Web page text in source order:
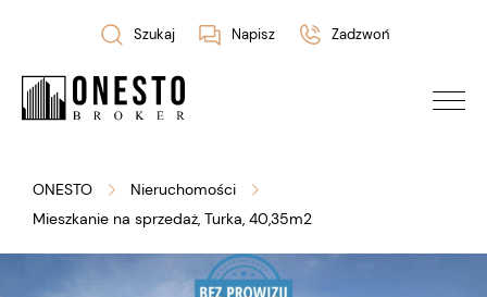
Szukaj Napisz Zadzwoń
ONESTO
Nieruchomości
Mieszkanie na sprzedaż, Turka, 40,35m2